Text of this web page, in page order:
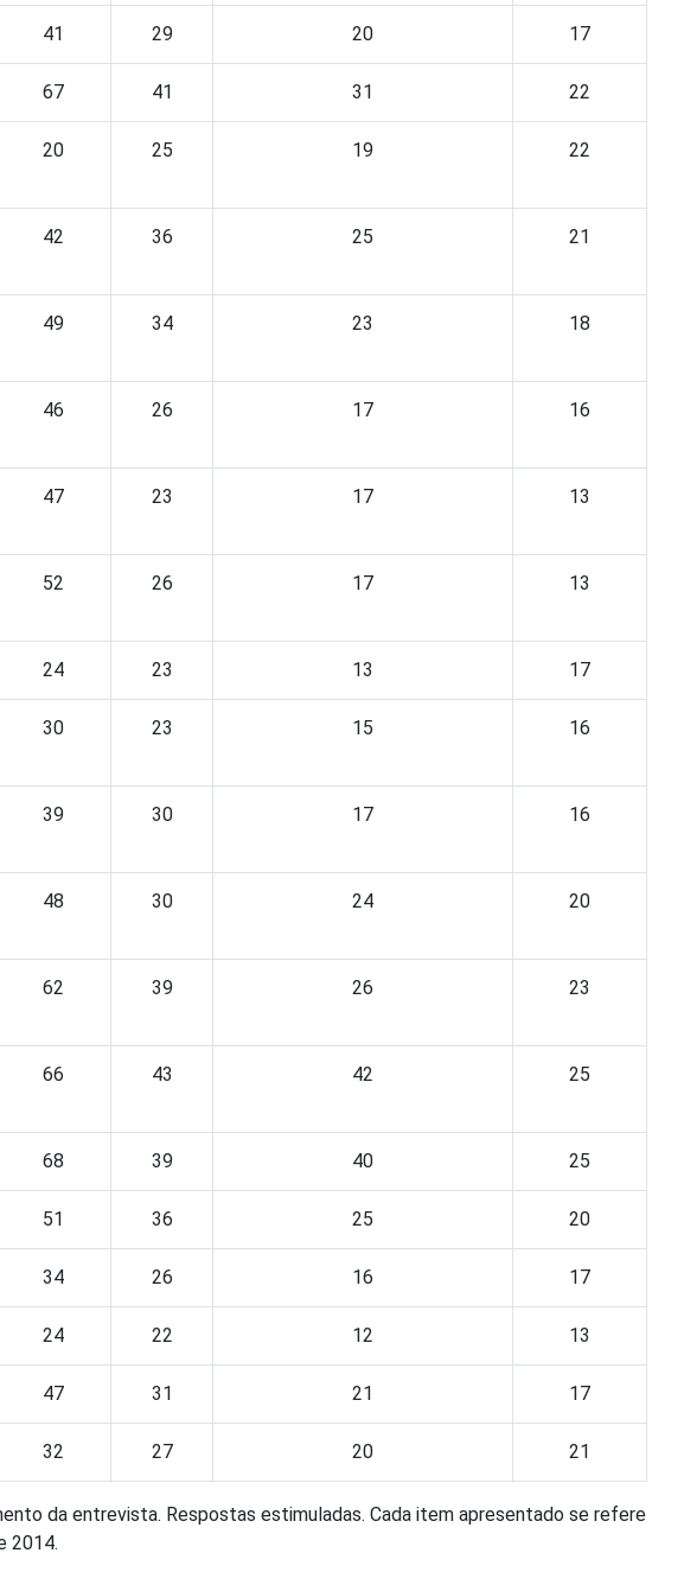
41 29 20 17
67 41 31 22
20 25 19 22
42 36 25 21
49 34 23 18
46 26 17 16
47 23 17 13
52 26 17 13
24 23 13 17
30 23 15 16
39 30 17 16
48 30 24 20
62 39 26 23
66 43 42 25
68 39 40 25
51 36 25 20
34 26 16 17
24 22 12 13
47 31 21 17
32 27 20 21
da entrevista. Respostas estimuladas. Cada item apresentado se refere
2014.